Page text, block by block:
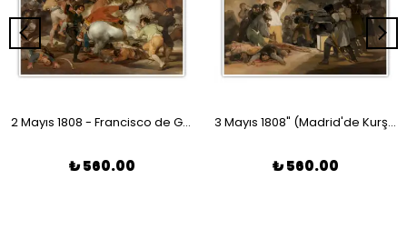
2 Mayıs 1808 - Francisco de Goya Poster
₺ 560.00
3 Mayıs 1808" (Madrid'de Kurşuna Dizilenler) - Francisco de Goya Poster
₺ 560.00